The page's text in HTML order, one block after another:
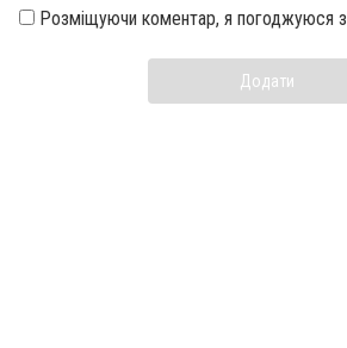
Розміщуючи коментар, я погоджуюся з
Додати